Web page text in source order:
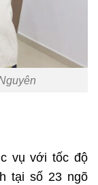
vụ với tốc độ
tại số 23 ngõ